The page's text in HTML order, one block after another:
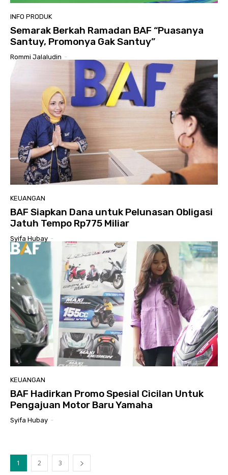
INFO PRODUK
Semarak Berkah Ramadan BAF “Puasanya
Santuy, Promonya Gak Santuy”
Rommi Jalaludin -
KEUANGAN
BAF Siapkan Dana untuk Pelunasan Obligasi
Jatuh Tempo Rp775 Miliar
Syifa Hubay -
KEUANGAN
BAF Hadirkan Promo Spesial Cicilan Untuk
Pengajuan Motor Baru Yamaha
Syifa Hubay -
1 2 3